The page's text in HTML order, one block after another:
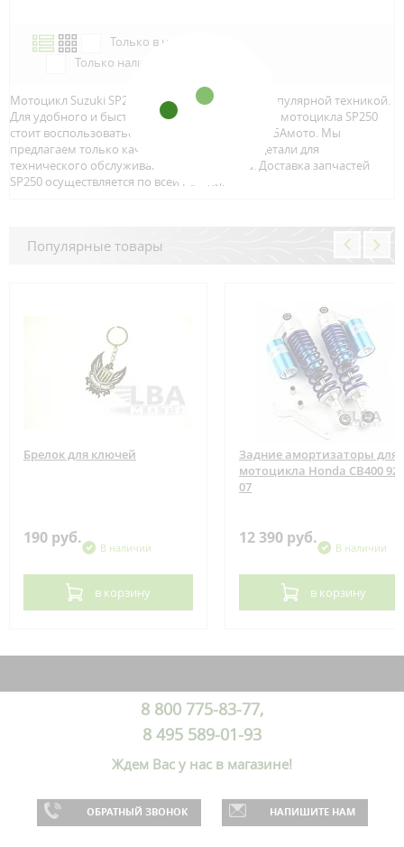
Только в наличии
Только наличие м.Аэропорт
Мотоцикл Suzuki SP250 является достаточно популярной техникой.
Для удобного и быстрого поиска запчастей для мотоцикла SP250
стоит воспользоваться онлайн каталогом от ЛБАмото. Мы
предлагаем только качественный тюнинг и детали для
технического обслуживание вашего байка. Доставка запчастей
SP250 осуществляется по всей Росcии.
Популярные товары
Брелок для ключей
190 руб.
В наличии
в корзину
Задние амортизаторы для
мотоцикла Honda CB400 92-
07
12 390 руб.
В наличии
в корзину
8 800 775-83-77,
8 495 589-01-93
Ждем Вас у нас в магазине!
ОБРАТНЫЙ ЗВОНОК НАПИШИТЕ НАМ